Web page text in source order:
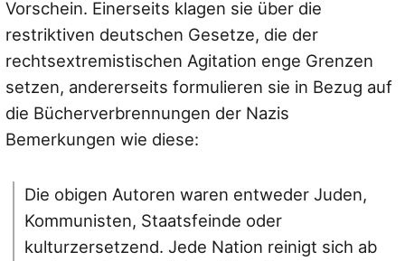
Vorschein. Einerseits klagen sie über die
restriktiven deutschen Gesetze, die der
rechtsextremistischen Agitation enge Grenzen
setzen, andererseits formulieren sie in Bezug auf
die Bücherverbrennungen der Nazis
Bemerkungen wie diese:
Die obigen Autoren waren entweder Juden,
Kommunisten, Staatsfeinde oder
kulturzersetzend. Jede Nation reinigt sich ab